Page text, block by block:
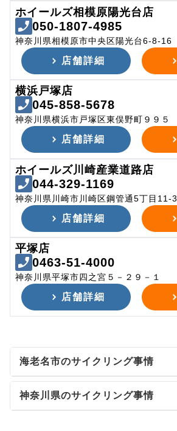
ホイールズ相模原陽光台店
050-1807-4985
神奈川県相模原市中央区陽光台6-8-16
店舗詳細
横浜戸塚店
045-858-5678
神奈川県横浜市戸塚区東俣野町９９５
店舗詳細
ホイールズ川崎産業道路店
044-329-1169
神奈川県川崎市川崎区鋼管通5丁目11-3
店舗詳細
平塚店
0463-51-4000
神奈川県平塚市四之宮５－２９－１
店舗詳細
海老名市のサイクリング事情
神奈川県のサイクリング事情